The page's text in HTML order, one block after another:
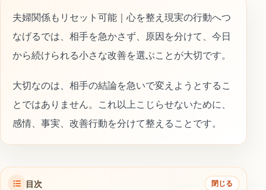
夫婦関係もリセット可能｜心を整え現実の行動へつ
なげるでは、相手を急かさず、原因を分けて、今日
から続けられる小さな改善を選ぶことが大切です。
大切なのは、相手の結論を急いで変えようとするこ
とではありません。これ以上こじらせないために、
感情、事実、改善行動を分けて整えることです。
目次 閉じる